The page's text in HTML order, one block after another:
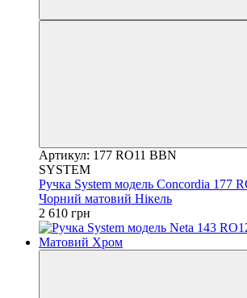
Артикул: 177 RO11 BBN
SYSTEM
Ручка System модель Concordia 177
Чорний матовий Нікель
2 610 грн